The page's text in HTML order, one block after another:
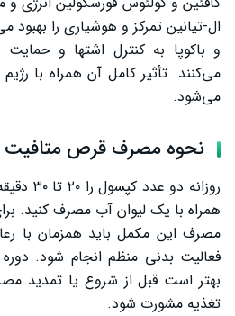
ال‑تیانین تمرکز و هوشیاری را
و باکوپا به کنترل اشتها و
می‌کنند. تأثیر کامل آن همراه با
می‌شود.
نحوه مصرف قرص متافیت
روزانه
همراه با یک لیوان آب مصرف کنید.
مصرف این مکمل باید همزمان با
فعالیت بدنی منظم انجام شود.
بهتر است قبل از شروع یا تمدید
تغذیه مشورت شود.